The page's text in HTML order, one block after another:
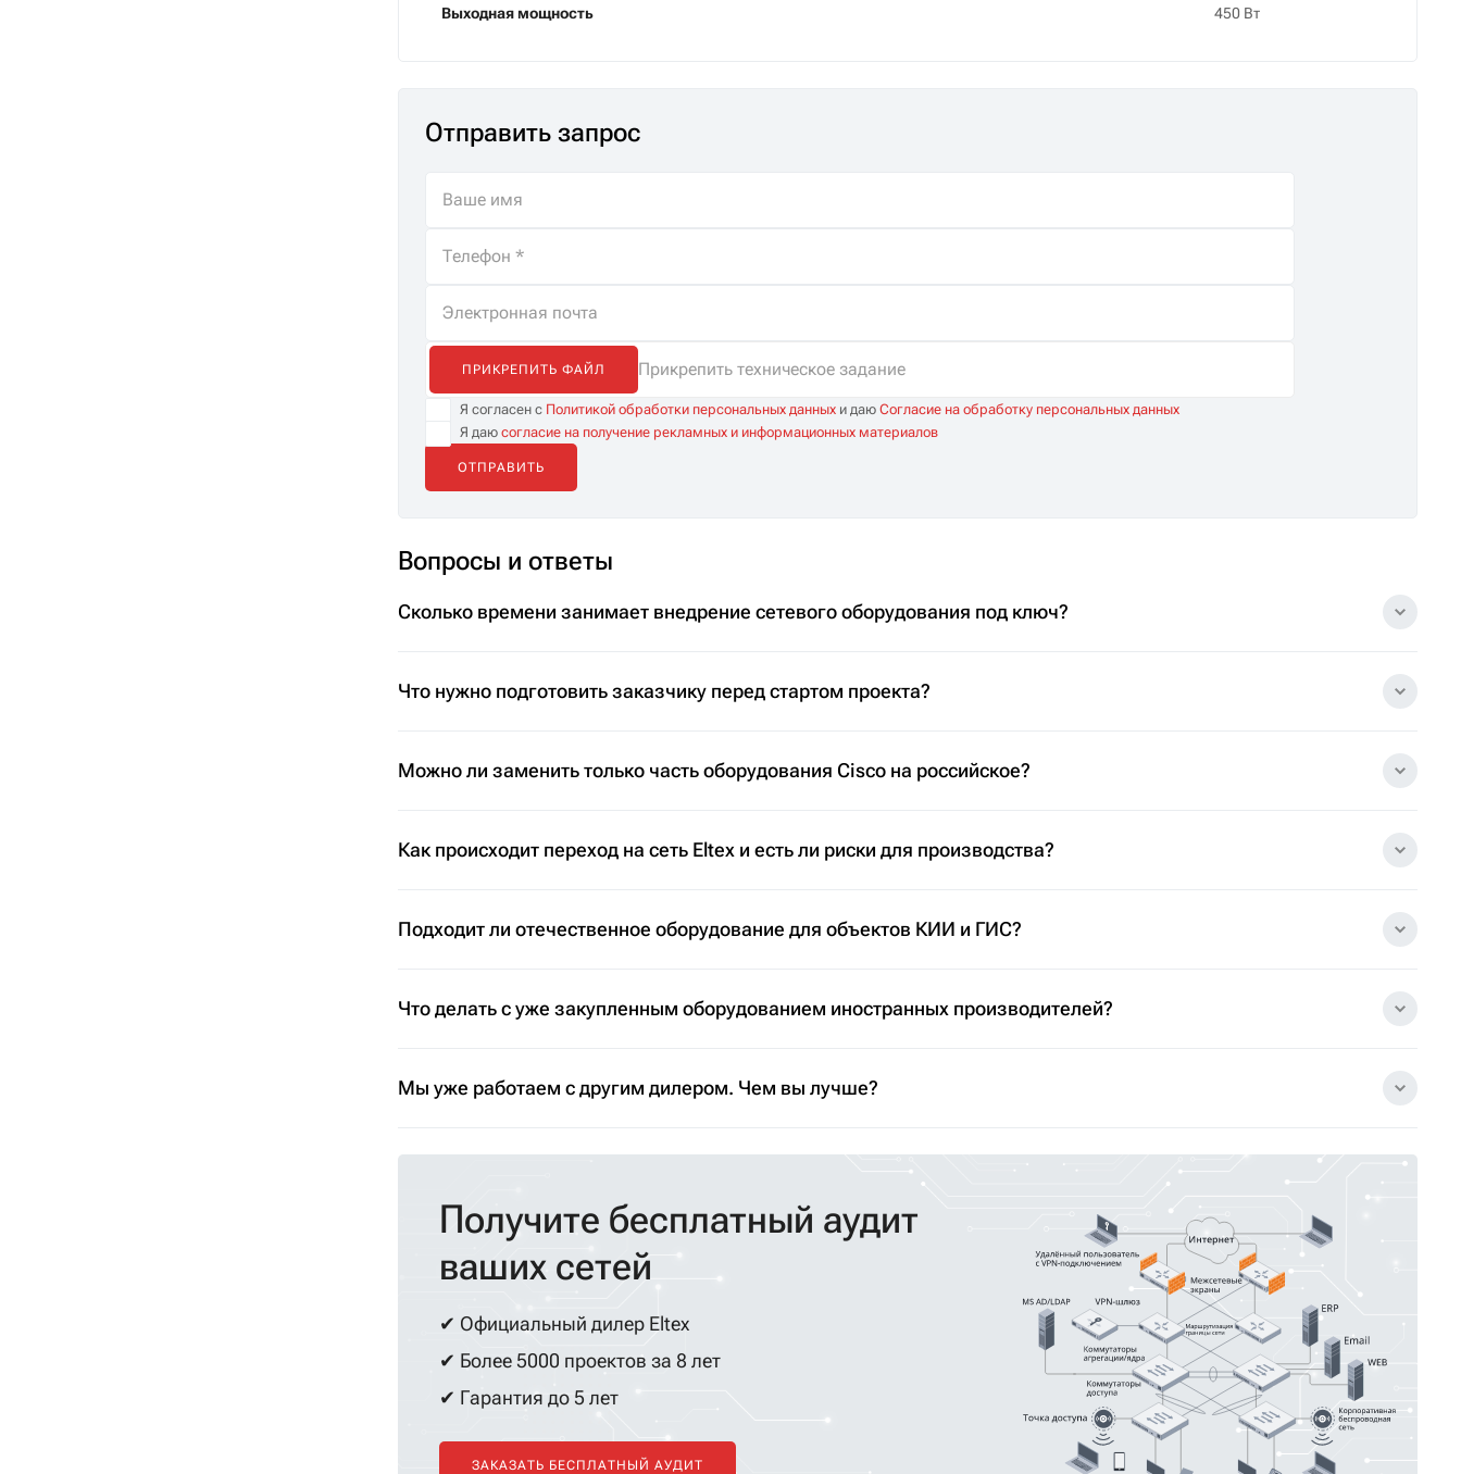
Выходная мощность 450 Вт
Отправить запрос
ПРИКРЕПИТЬ ФАЙЛ Прикрепить техническое задание
Я согласен с Политикой обработки персональных данных и даюСогласие на обработку персональных данных
Я даюсогласие на получение рекламных и информационных материалов
Вопросы и ответы
Сколько времени занимает внедрение сетевого оборудования под ключ?
Что нужно подготовить заказчику перед стартом проекта?
Можно ли заменить только часть оборудования Cisco на российское?
Как происходит переход на сеть Eltex и есть ли риски для производства?
Подходит ли отечественное оборудование для объектов КИИ и ГИС?
Что делать с уже закупленным оборудованием иностранных производителей?
Мы уже работаем с другим дилером. Чем вы лучше?
Получите бесплатный аудит
ваших сетей
✔ Официальный дилер Eltex
✔ Более 5000 проектов за 8 лет
✔ Гарантия до 5 лет
ЗАКАЗАТЬ БЕСПЛАТНЫЙ АУДИТ